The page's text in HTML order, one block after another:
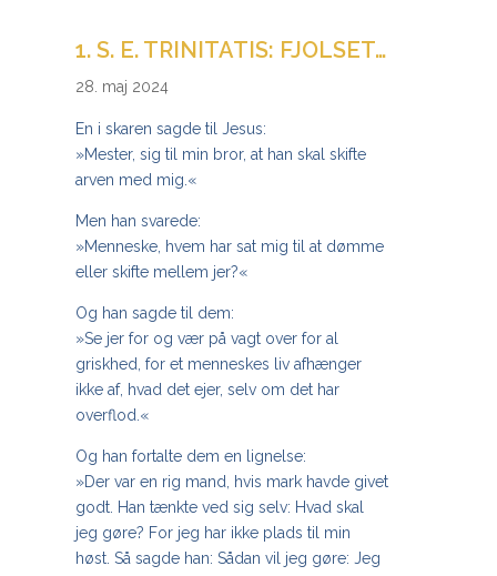
1. S. E. TRINITATIS: FJOLSET…
28. maj 2024
En i skaren sagde til Jesus:
»Mester, sig til min bror, at han skal skifte
arven med mig.«
Men han svarede:
»Menneske, hvem har sat mig til at dømme
eller skifte mellem jer?«
Og han sagde til dem:
»Se jer for og vær på vagt over for al
griskhed, for et menneskes liv afhænger
ikke af, hvad det ejer, selv om det har
overflod.«
Og han fortalte dem en lignelse:
»Der var en rig mand, hvis mark havde givet
godt. Han tænkte ved sig selv: Hvad skal
jeg gøre? For jeg har ikke plads til min
høst. Så sagde han: Sådan vil jeg gøre: Jeg